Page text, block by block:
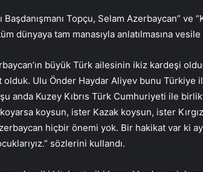
Topçu, Selam Azerbaycan” ve
dünyaya tam manasıyla anlatılmasına
büyük Türk ailesinin ikiz kardeşi
Ulu Önder Haydar Aliyev bunu Türkiye
anda Kuzey Kıbrıs Türk Cumhuriyeti ile
koyarsa koysun, ister Kazak koysun, ister
hiçbir önemi yok. Bir hakikat var ki
sözlerini kullandı.